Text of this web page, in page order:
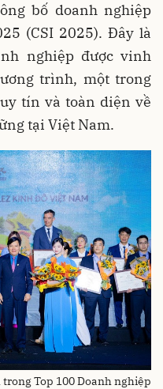
bố doanh nghiệp
(CSI 2025). Đây là
nghiệp được vinh
trình, một trong
tín và toàn diện về
tại Việt Nam.
Top 100 Doanh nghiệp